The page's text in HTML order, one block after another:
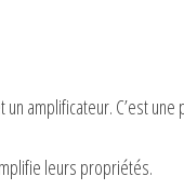
amplificateur. C’est
leurs propriétés.